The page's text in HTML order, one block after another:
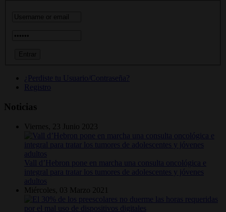
¿Perdiste tu Usuario/Contraseña?
Registro
Noticias
Viernes, 23 Junio 2023
Vall d’Hebron pone en marcha una consulta oncológica e
integral para tratar los tumores de adolescentes y jóvenes
adultos
Miércoles, 03 Marzo 2021